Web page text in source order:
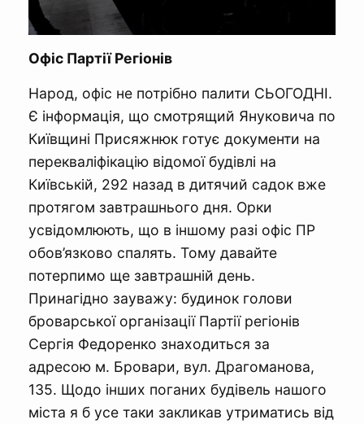
Офіс Партії Регіонів
Народ, офіс не потрібно палити СЬОГОДНІ.
Є інформація, що смотрящий Януковича по
Київщині Присяжнюк готує документи на
перекваліфікацію відомої будівлі на
Київській, 292 назад в дитячий садок вже
протягом завтрашнього дня. Орки
усвідомлюють, що в іншому разі офіс ПР
обов’язково спалять. Тому давайте
потерпимо ще завтрашній день.
Принагідно зауважу: будинок голови
броварської організації Партії регіонів
Сергія Федоренко знаходиться за
адресою м. Бровари, вул. Драгоманова,
135. Щодо інших поганих будівель нашого
міста я б усе таки закликав утриматись від